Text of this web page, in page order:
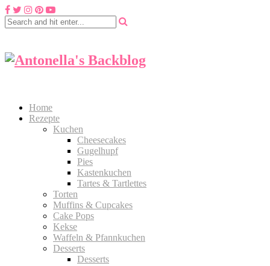
Home
Rezepte
Kuchen
Cheesecakes
Gugelhupf
Pies
Kastenkuchen
Tartes & Tartlettes
Torten
Muffins & Cupcakes
Cake Pops
Kekse
Waffeln & Pfannkuchen
Desserts
Desserts